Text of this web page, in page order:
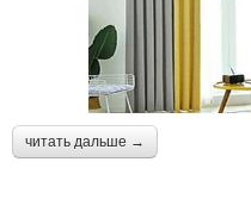
читать дальше →